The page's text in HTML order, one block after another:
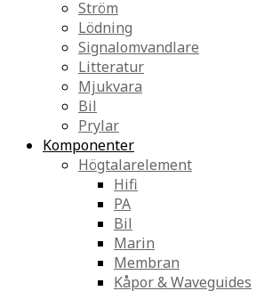
Ström
Lödning
Signalomvandlare
Litteratur
Mjukvara
Bil
Prylar
Komponenter
Högtalarelement
Hifi
PA
Bil
Marin
Membran
Kåpor & Waveguides